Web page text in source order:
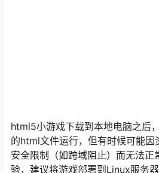
html5小游戏下载到本地电脑之后
的html文件运行，但有时候可能因
安全限制（如跨域阻止）而无法正
验，建议将游戏部署到Linux服务